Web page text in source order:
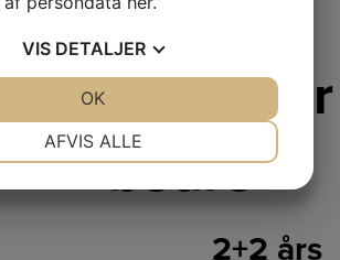
Derfor er
vi lidt
bedre
2+2 års
VIS DETALJER
AFVIS ALLE
OK